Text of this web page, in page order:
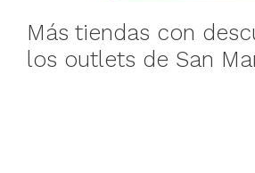
Más tiendas con
los outlets de San